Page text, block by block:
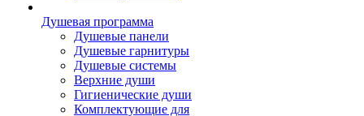
Душевая программа
Душевые панели
Душевые гарнитуры
Душевые системы
Верхние души
Гигиенические души
Комплектующие для